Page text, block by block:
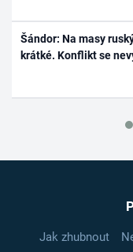
Šándor: Na masy
krátké. Konflikt se
Jak zhubnout